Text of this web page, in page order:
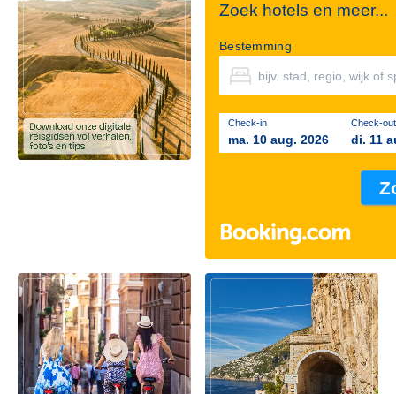
Zoek hotels en meer...
Bestemming
Check-in
ma. 10 aug. 2026
Check-out
di. 11